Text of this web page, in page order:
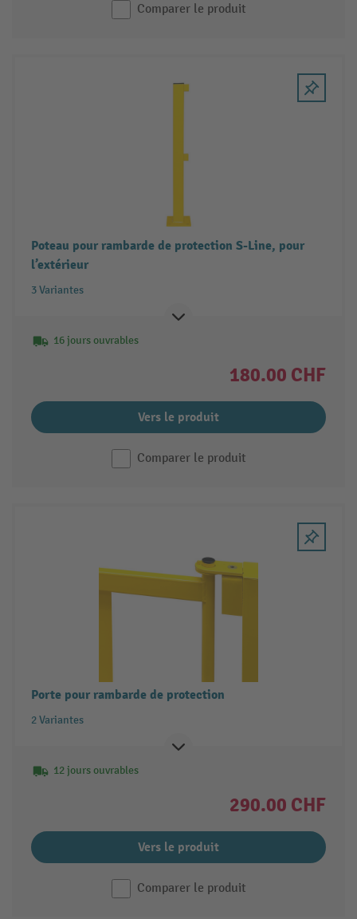
Comparer le produit
Poteau pour rambarde de protection S-Line, pour
l’extérieur
3 Variantes
16 jours ouvrables
180.00 CHF
Vers le produit
Comparer le produit
Porte pour rambarde de protection
2 Variantes
12 jours ouvrables
290.00 CHF
Vers le produit
Comparer le produit